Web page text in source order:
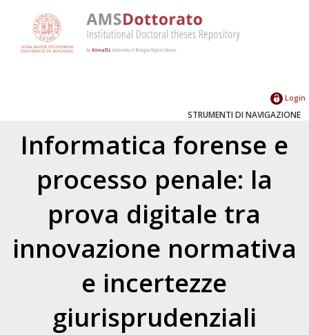
Login
STRUMENTI DI NAVIGAZIONE
Informatica forense e
processo penale: la
prova digitale tra
innovazione normativa
e incertezze
giurisprudenziali